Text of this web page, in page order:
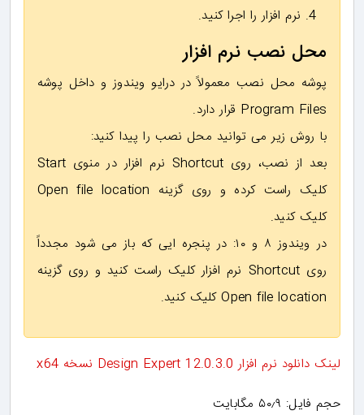
نرم افزار را اجرا کنید.
محل نصب نرم افزار
پوشه محل نصب معمولاً در درایو ویندوز و داخل پوشه
Program Files قرار دارد.
با روش زیر می توانید محل نصب را پیدا کنید:
بعد از نصب، روی Shortcut نرم افزار در منوی Start
کلیک راست کرده و روی گزینه Open file location
کلیک کنید.
در ویندوز ۸ و ۱۰: در پنجره ایی که باز می شود مجدداً
روی Shortcut نرم افزار کلیک راست کنید و روی گزینه
Open file location کلیک کنید.
لینک دانلود نرم افزار Design Expert 12.0.3.0 نسخه x64
حجم فایل: ۵۰٫۹ مگابایت